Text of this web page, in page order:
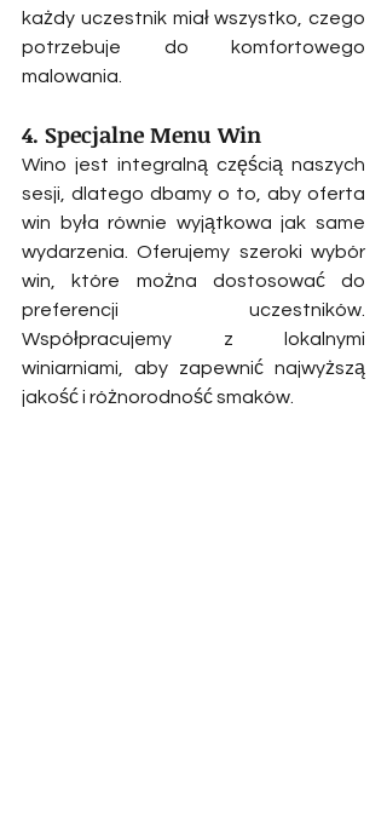
każdy uczestnik miał wszystko, czego
potrzebuje do komfortowego
malowania.
4. Specjalne Menu Win
Wino jest integralną częścią naszych
sesji, dlatego dbamy o to, aby oferta
win była równie wyjątkowa jak same
wydarzenia. Oferujemy szeroki wybór
win, które można dostosować do
preferencji uczestników.
Współpracujemy z lokalnymi
winiarniami, aby zapewnić najwyższą
jakość i różnorodność smaków.